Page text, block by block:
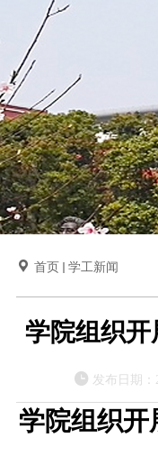
 首页 学工新闻
学院组织
 发布日期：
学院组织开